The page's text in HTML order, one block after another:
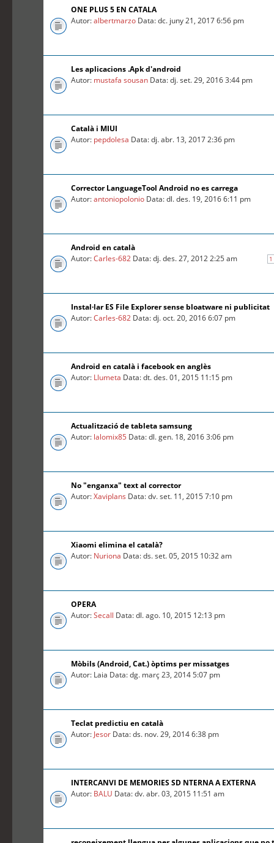
ONE PLUS 5 EN CATALA
Autor:albertmarzo Data: dc. juny 21, 2017 6:56 pm
Les aplicacions .Apk d'android
Autor: mustafa sousan Data: dj. set. 29, 2016 3:44 pm
Català i MIUI
Autor: pepdolesa Data: dj. abr. 13, 2017 2:36 pm
Corrector LanguageTool Android no es carrega
Autor:antoniopolonio Data: dl. des. 19, 2016 6:11 pm
Android en català
1
Autor:Carles-682 Data: dj. des. 27, 2012 2:25 am
Instal·lar ES File Explorer sense bloatware ni publicitat
Autor:Carles-682 Data: dj. oct. 20, 2016 6:07 pm
Android en català i facebook en anglès
Autor: Llumeta Data: dt. des. 01, 2015 11:15 pm
Actualització de tableta samsung
Autor: lalomix85 Data: dl. gen. 18, 2016 3:06 pm
No "enganxa" text al corrector
Autor:Xaviplans Data: dv. set. 11, 2015 7:10 pm
Xiaomi elimina el català?
Autor: Nuriona Data: ds. set. 05, 2015 10:32 am
OPERA
Autor:Secall Data: dl. ago. 10, 2015 12:13 pm
Mòbils (Android, Cat.) òptims per missatges
Autor: Laia Data: dg. març 23, 2014 5:07 pm
Teclat predictiu en català
Autor: Jesor Data: ds. nov. 29, 2014 6:38 pm
INTERCANVI DE MEMORIES SD NTERNA A EXTERNA
Autor: BALU Data: dv. abr. 03, 2015 11:51 am